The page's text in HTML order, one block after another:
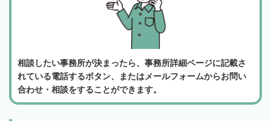
相談したい事務所が決まったら、事務所詳細ページに記載さ
れている電話するボタン、またはメールフォームからお問い
合わせ・相談をすることができます。